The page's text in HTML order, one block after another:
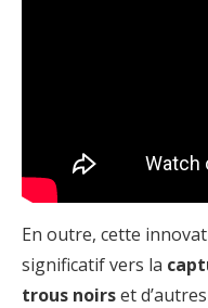
En outre, cette
significatif vers la
trous noirset